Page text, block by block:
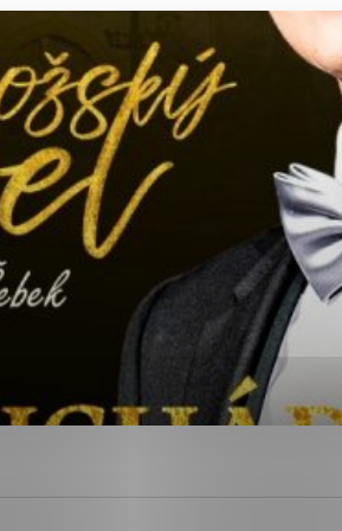
ktorú chcete povoliť
pre prevádzku nevyhnutné a
ako je navigácia na stránke a
cookie nemôže web správne
prevádzkovateľovi stránok
a ponúknuť im lepšiu
Uložiť nastavenia